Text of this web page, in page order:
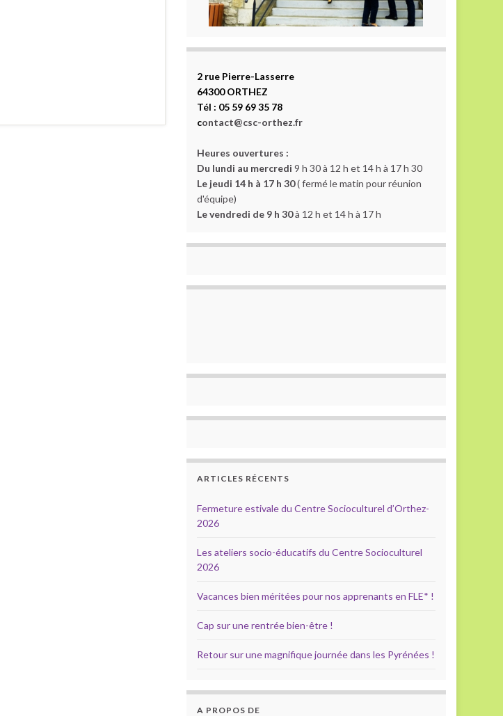
2 rue Pierre-Lasserre
64300 ORTHEZ
Tél : 05 59 69 35 78
contact@csc-orthez.fr
Heures ouvertures :
Du lundi au mercredi 9 h 30 à 12 h et 14 h à 17 h 30
Le jeudi 14 h à 17 h 30( fermé le matin pour réunion
d'équipe)
Le vendredi de 9 h 30à 12 h et 14 h à 17 h
ARTICLES RÉCENTS
Fermeture estivale du Centre Socioculturel d’Orthez-
2026
Les ateliers socio-éducatifs du Centre Socioculturel
2026
Vacances bien méritées pour nos apprenants en FLE* !
Cap sur une rentrée bien-être !
Retour sur une magnifique journée dans les Pyrénées !
A PROPOS DE